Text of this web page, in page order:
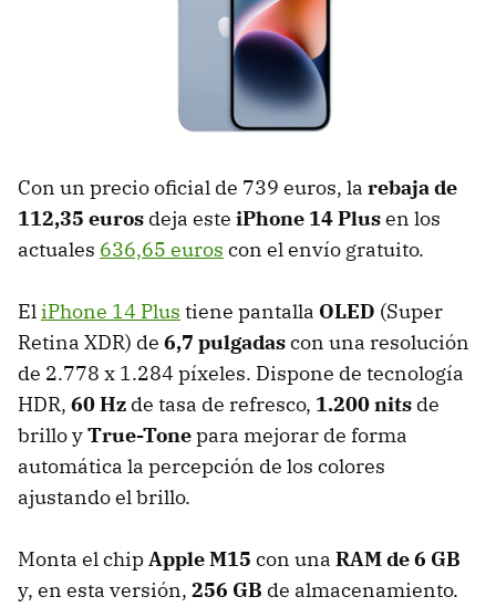
Con un precio oficial de 739 euros, la rebaja de
112,35 euros deja este iPhone 14 Plusen los
actuales 636,65 euros con el envío gratuito.
EliPhone 14 Plus tiene pantalla OLED (Super
Retina XDR) de 6,7 pulgadascon una resolución
de 2.778 x 1.284 píxeles. Dispone de tecnología
HDR, 60 Hz de tasa de refresco, 1.200 nits de
brilloyTrue-Tonepara mejorar de forma
automática la percepción de los colores
ajustando el brillo.
Monta el chipApple M15 con una RAM de 6 GB
y, en esta versión, 256 GB de almacenamiento.